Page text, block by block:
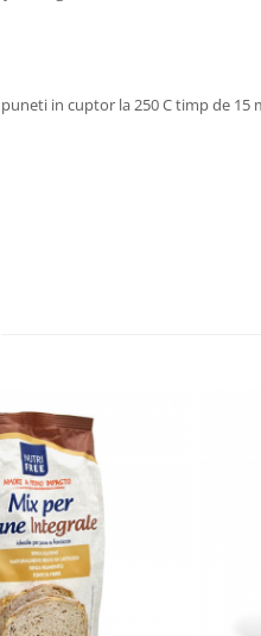
in cuptor la 250 C timp de 15